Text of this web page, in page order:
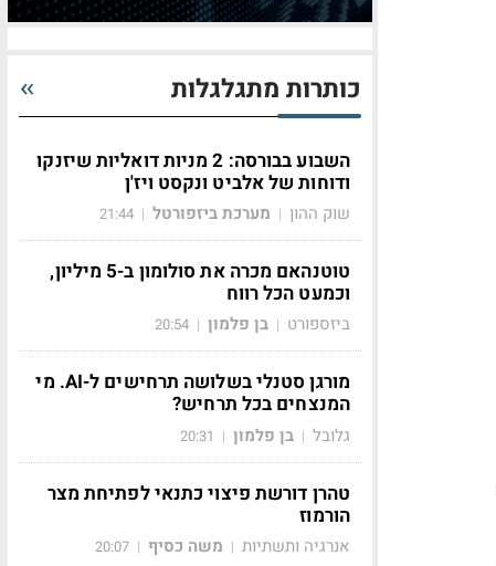
כותרות מתגלגלות
השבוע בבורסה: 2 מניות דואליות שיזנקו
ודוחות של אלביט ונקסט ויז'ן
שוק ההון | מערכת ביזפורטל |
21:44
טוטנהאם מכרה את סולומון ב-5 מיליון,
וכמעט הכל רווח
ביזספורט | בן פלמון |
20:54
מורגן סטנלי בשלושה תרחישים ל-AI. מי
המנצחים בכל תרחיש?
גלובל | בן פלמון |
20:31
טהרן דורשת פיצוי כתנאי לפתיחת מצר
הורמוז
אנרגיה ותשתיות | משה כסיף |
20:07